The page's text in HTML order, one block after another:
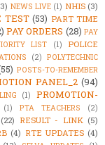
NEWS LIVE (1) NHIS (3)
TEST (53) PART TIME
PAY ORDERS (28) PAY
LIST (1)
POLICE
(2) POLYTECHNIC
POSTS-TO-REMEMBER
PANEL_2 (94)
(1)
PROMOTION-
(1) PTA TEACHERS
(2)
(22) RESULT - LINK (5)
(4) RTE UPDATES (4)